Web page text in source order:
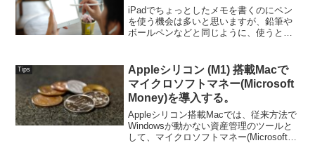
iPadでちょっとしたメモを書くのにペン
を使う機会は多いと思いますが、鉛筆や
ボールペンなどと同じように、使うとき
用していますが、ちょっとしたことでス
イッチを触ってし...
Tips
Appleシリコン (M1) 搭載Macで
マイクロソフトマネー(Microsoft
Money)を導入する。
Appleシリコン搭載Macでは、従来方法で
Windowsが動かない資産管理のツールと
して、マイクロソフトマネー(Microsoft